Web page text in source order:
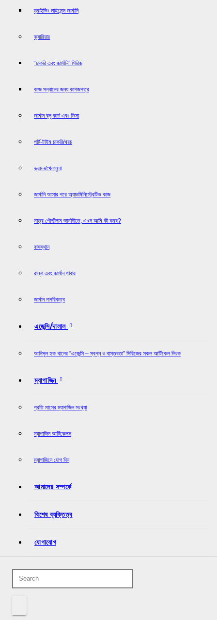
ড্রাইভিং লাইসেন্স জার্মানি
ক্যারিয়ার
“চাকরি এবং জার্মানি” সিরিজ
কাজ সন্ধানের জন্য কাগজপত্র
জার্মান ব্লু কার্ড এবং ভিসা
পার্ট-টাইম চাকরি/খরচ
ভ্রমন/খেলাধুলা
জার্মানি আসার পরে অ্যাডমিনিস্ট্রেটিভ কাজ
মাত্র পৌছাঁঁলাম জার্মানীতে, এখন আমি কী করব?
বাসস্থান
রান্না এবং জার্মান খাবার
জার্মান নাগরিকত্ব
এজেন্সি/দালাল
আনিসুল হক খানের ”এজেন্সি – স্বপ্ন ও বাস্তবতা” সিরিজের সকল আর্টিকেল লিংক
ম্যাগাজিন
প্রতি মাসের ম্যাগাজিন সংখ্যা
ম্যাগাজিন আর্টিকেলস
ম্যাগাজিনে যোগ দিন
আমাদের সম্পর্কে
বিশেষ ব্যক্তিত্ব
যোগাযোগ